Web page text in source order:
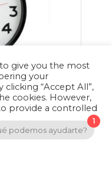
NEGRO
y actual. Con
sobre una
give you the most
your
clicking “Accept All”,
cookies. However,
provide a controlled
1
podemos ayudarte?